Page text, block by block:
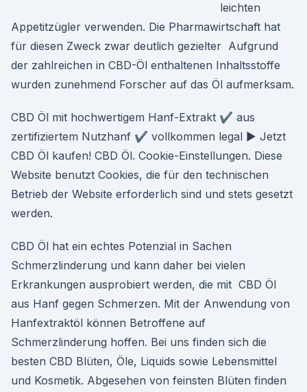
leichten
Appetitzügler verwenden. Die Pharmawirtschaft hat
für diesen Zweck zwar deutlich gezielter Aufgrund
der zahlreichen in CBD-Öl enthaltenen Inhaltsstoffe
wurden zunehmend Forscher auf das Öl aufmerksam.
CBD Öl mit hochwertigem Hanf-Extrakt ✔ aus
zertifiziertem Nutzhanf ✔ vollkommen legal ► Jetzt
CBD Öl kaufen! CBD Öl. Cookie-Einstellungen. Diese
Website benutzt Cookies, die für den technischen
Betrieb der Website erforderlich sind und stets gesetzt
werden.
CBD Öl hat ein echtes Potenzial in Sachen
Schmerzlinderung und kann daher bei vielen
Erkrankungen ausprobiert werden, die mit CBD Öl
aus Hanf gegen Schmerzen. Mit der Anwendung von
Hanfextraktöl können Betroffene auf
Schmerzlinderung hoffen. Bei uns finden sich die
besten CBD Blüten, Öle, Liquids sowie Lebensmittel
und Kosmetik. Abgesehen von feinsten Blüten finden